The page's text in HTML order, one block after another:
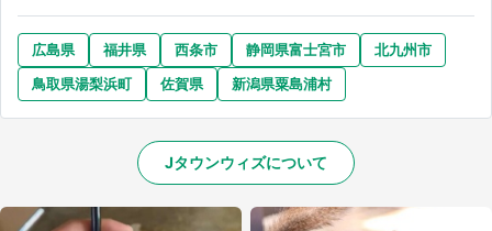
広島県 福井県 西条市 静岡県富士宮市
北九州市
鳥取県湯梨浜町
佐賀県 新潟県粟島浦村
Jタウンウィズについて